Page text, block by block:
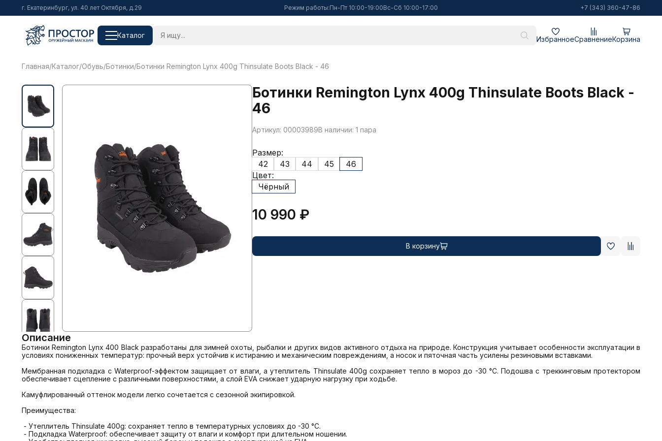
г. Екатеринбург, ул. 40 лет Октября, д.29 Режим работы:Пн-Пт 10:00-19:00Вс-Сб 10:00-17:00 +7 (343) 360-47-86
Каталог ИзбранноеСравнениеКорзина
Главная/Каталог/Обувь/Ботинки/Ботинки Remington Lynx 400g Thinsulate Boots Black - 46
Ботинки Remington Lynx 400g Thinsulate Boots Black -
46
Артикул: 00003989В наличии: 1 пара
Размер:
42
43 44 45
46
Цвет:
Чёрный
10 990 ₽
В корзину
Описание
Ботинки Remington Lynx 400 Black разработаны для зимней охоты, рыбалки и других видов активного отдыха на природе. Конструкция учитывает особенности эксплуатации в
условиях пониженных температур: прочный верх устойчив к истиранию и механическим повреждениям, а носок и пяточная часть усилены резиновыми вставками.
Мембранная подкладка с Waterproof-эффектом защищает от влаги, а утеплитель Thinsulate 400g сохраняет тепло в мороз до -30 °C. Подошва с треккинговым протектором
обеспечивает сцепление с различными поверхностями, а слой EVA снижает ударную нагрузку при ходьбе.
Камуфлированный оттенок модели легко сочетается с сезонной экипировкой.
Преимущества: